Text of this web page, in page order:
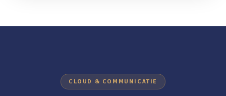
CLOUD & COMMUNICATIE